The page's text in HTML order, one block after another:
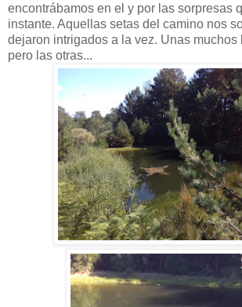
encontrábamos en el y por las sorpresas
instante. Aquellas setas del camino nos
dejaron intrigados a la vez. Unas muchos
pero las otras...